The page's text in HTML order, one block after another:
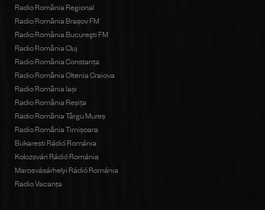
Radio România Regional
Radio România Brașov FM
Radio România Bucureşti FM
Radio România Cluj
Radio România Constanța
Radio România Oltenia Craiova
Radio România Iași
Radio România Reșița
Radio România Târgu Mureș
Radio România Timișoara
Bukaresti Rádió Románia
Kolozsvári Rádió Románia
Marosvásárhelyi Rádió Románia
Radio Vacanța